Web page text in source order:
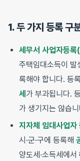
1. 두 가지 등록 구
세무서 사업자등
주택임대소득이 발
록해야 합니다. 등
세 가 부과됩니다.
가 생기지는 않습
지자체 임대사업
시·군·구에 등록해
양도세·소득세에